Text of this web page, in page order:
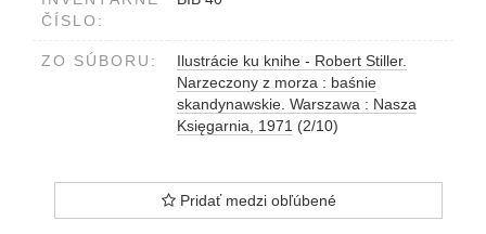
ČÍSLO:
ZO SÚBORU:
Ilustrácie ku knihe - Robert Stiller.
Narzeczony z morza : baśnie
skandynawskie. Warszawa : Nasza
Księgarnia, 1971 (2/10)
Pridať medzi obľúbené